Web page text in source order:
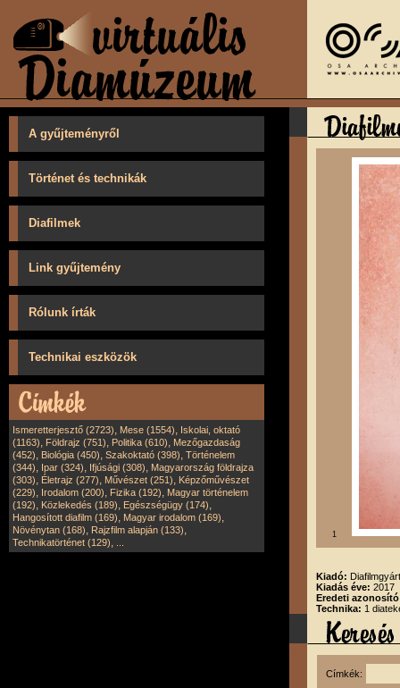
A gyűjteményről
Történet és technikák
Diafilmek
Link gyűjtemény
Rólunk írták
Technikai eszközök
Ismeretterjesztő (2723), Mese (1554), Iskolai, oktató
(1163), Földrajz (751), Politika (610), Mezőgazdaság
(452), Biológia (450), Szakoktató (398), Történelem
(344), Ipar (324), Ifjúsági (308), Magyarország földrajza
(303), Életrajz (277), Művészet (251), Képzőművészet
(229), Irodalom (200), Fizika (192), Magyar történelem
(192), Közlekedés (189), Egészségügy (174),
Hangosított diafilm (169), Magyar irodalom (169),
Növénytan (168), Rajzfilm alapján (133),
Technikatörténet (129),
1
Kiadó:
Kiadás éve: 2017
Eredeti
Technika: 1
Címkék: